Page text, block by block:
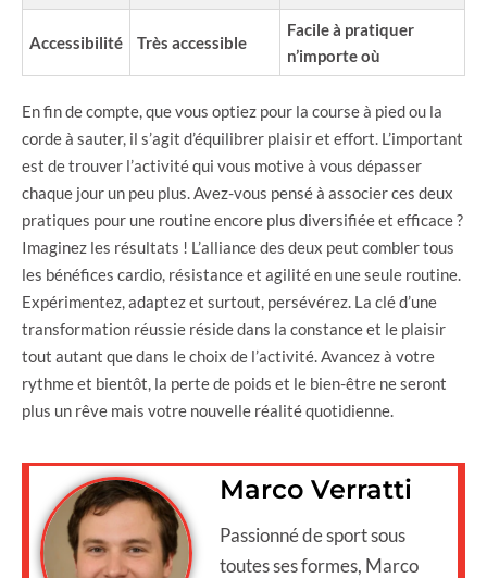
Accessibilité Très accessible
Facile à pratiquer
n’importe où
En fin de compte, que vous optiez pour la course à pied ou la
corde à sauter, il s’agit d’équilibrer plaisir et effort. L’important
est de trouver l’activité qui vous motive à vous dépasser
chaque jour un peu plus. Avez-vous pensé à associer ces deux
pratiques pour une routine encore plus diversifiée et efficace ?
Imaginez les résultats ! L’alliance des deux peut combler tous
les bénéfices cardio, résistance et agilité en une seule routine.
Expérimentez, adaptez et surtout, persévérez. La clé d’une
transformation réussie réside dans la constance et le plaisir
tout autant que dans le choix de l’activité. Avancez à votre
rythme et bientôt, la perte de poids et le bien-être ne seront
plus un rêve mais votre nouvelle réalité quotidienne.
Marco Verratti
Passionné de sport sous
toutes ses formes, Marco